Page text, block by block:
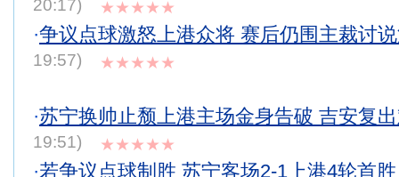
20:17)
★★★★★
·争议点球激怒上港众将 赛后仍围主裁讨
19:57)
★★★★★
·苏宁换帅止颓上港主场金身告破 吉安复
19:51)
★★★★★
·若争议点球制胜 苏宁客场2-1上港4轮首胜